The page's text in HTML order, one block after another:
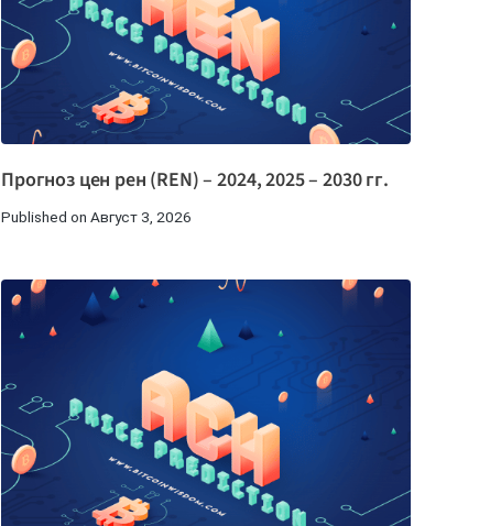
Прогноз цен рен (REN) – 2024, 2025 – 2030 гг.
Published on Август 3, 2026